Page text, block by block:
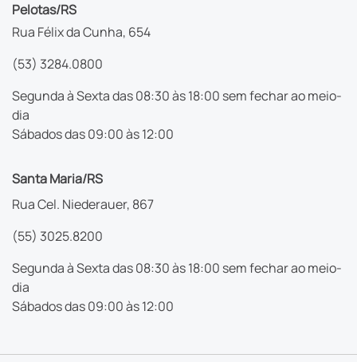
Pelotas/RS
Rua Félix da Cunha, 654
(53) 3284.0800
Segunda à Sexta das 08:30 às 18:00 sem fechar ao meio-
dia
Sábados das 09:00 às 12:00
Santa Maria/RS
Rua Cel. Niederauer, 867
(55) 3025.8200
Segunda à Sexta das 08:30 às 18:00 sem fechar ao meio-
dia
Sábados das 09:00 às 12:00